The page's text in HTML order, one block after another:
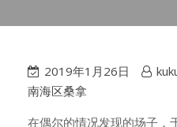
2019年1月26日
南海区桑拿
在偶尔的情况发现的场子，